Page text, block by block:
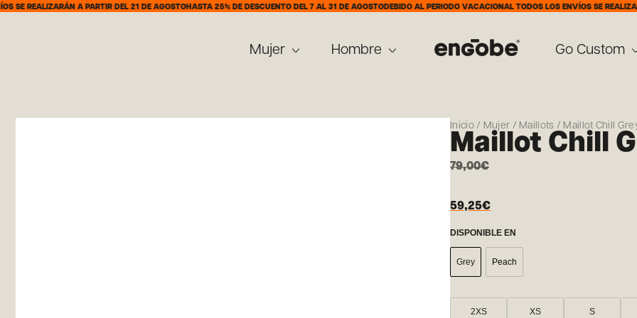
A PARTIR DEL 21 DE AGOSTOHASTA 25% DE DESCUENTO DEL 7 AL 31 DE AGOSTODEBIDO AL PERIODO VACACIONAL TODOS LOS ENVÍOS SE REALIZARÁN A
Mujer Hombre Go Custom
Inicio/ Mujer / Maillots / Maillot Chill
Maillot Chill
79,00€
59,25€
DISPONIBLE EN
Grey Peach
2XS XS S